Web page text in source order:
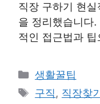
직장 구하기 현
을 정리했습니다
적인 접근법과
카
테
생활꿀팁
태
구직, 직장찾